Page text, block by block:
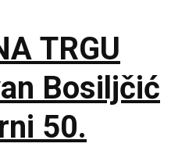
TRGU
Bosiljčić
50.